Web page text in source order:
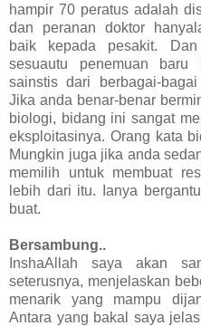
hampir 70 peratus adalah
dan peranan doktor
baik kepada pesakit.
sesuautu penemuan
sainstis dari berbagai-
Jika anda benar-benar
biologi, bidang ini sangat
eksploitasinya. Orang kata
Mungkin juga jika anda
memilih untuk membuat
lebih dari itu. Ianya
buat.
Bersambung..
InshaAllah saya akan
seterusnya, menjelaskan
menarik yang mampu
Antara yang bakal saya